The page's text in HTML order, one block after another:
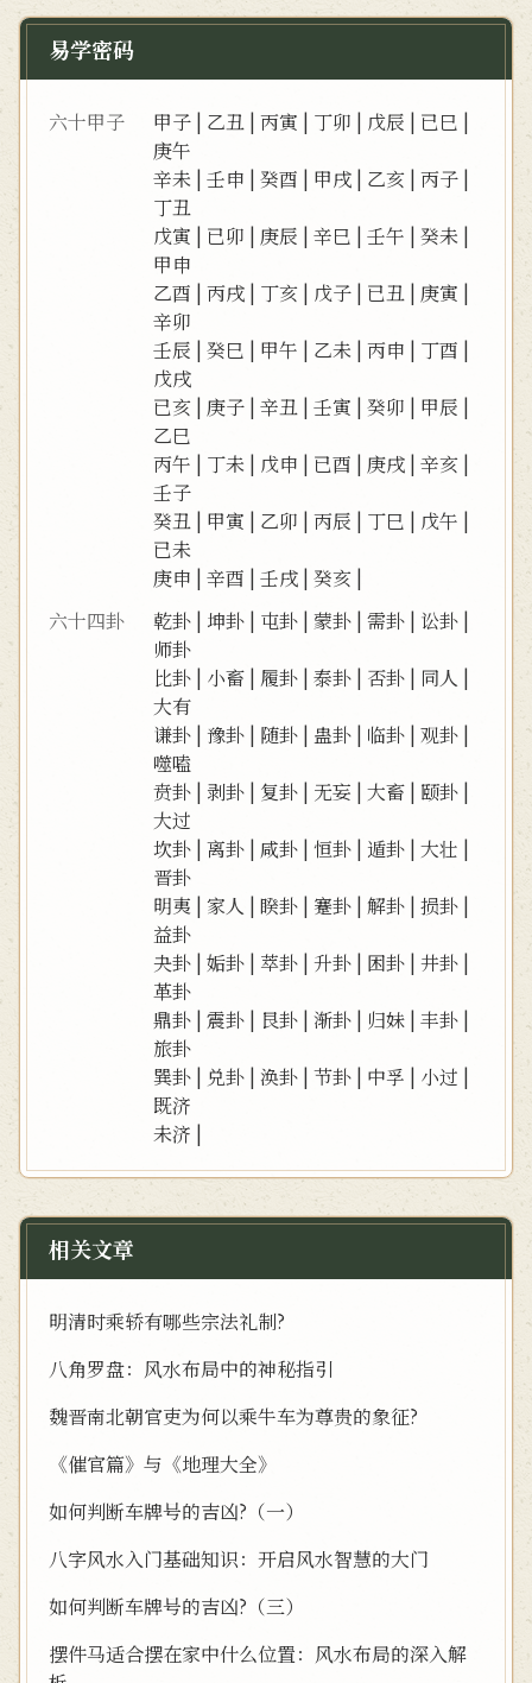
易学密码
六十甲子 甲子 | 乙丑 |丙寅 | 丁卯 | 戊辰 | 已巳 |
庚午
辛未 |壬申 |癸酉 | 甲戌 | 乙亥 |丙子 |
丁丑
戊寅 | 已卯 | 庚辰 |辛巳 |壬午 |癸未 |
甲申
乙酉 |丙戌 | 丁亥 | 戊子 | 已丑 | 庚寅 |
辛卯
壬辰 |癸巳 | 甲午 | 乙未 |丙申 | 丁酉 |
戊戌
已亥 | 庚子 |辛丑 |壬寅 |癸卯 | 甲辰 |
乙巳
丙午 | 丁未 | 戊申 | 已酉 | 庚戌 |辛亥 |
壬子
癸丑 | 甲寅 | 乙卯 |丙辰 | 丁巳 | 戊午 |
已未
庚申 |辛酉 |壬戌 |癸亥 |
六十四卦
乾卦 | 坤卦 | 屯卦 |蒙卦 |需卦 | 讼卦 |
师卦
比卦 | 小畜 | 履卦 |泰卦 | 否卦 | 同人 |
大有
谦卦 |豫卦 | 随卦 | 蛊卦 | 临卦 |观卦 |
噬嗑
贲卦 | 剥卦 | 复卦 | 无妄 |大畜 | 颐卦 |
大过
坎卦 |离卦 | 咸卦 |恒卦 |遁卦 |大壮 |
晋卦
明夷 |家人 |睽卦 | 蹇卦 |解卦 |损卦 |
益卦
夬卦 |姤卦 | 萃卦 |升卦 | 困卦 |井卦 |
革卦
鼎卦 |震卦 | 艮卦 |渐卦 | 归妹 |丰卦 |
旅卦
巽卦 | 兑卦 |涣卦 |节卦 | 中孚 | 小过 |
既济
未济 |
相关文章
明清时乘轿有哪些宗法礼制?
八角罗盘：风水布局中的神秘指引
魏晋南北朝官吏为何以乘牛车为尊贵的象征?
《催官篇》与《地理大全》
如何判断车牌号的吉凶?（一）
八字风水入门基础知识：开启风水智慧的大门
如何判断车牌号的吉凶?（三）
摆件马适合摆在家中什么位置：风水布局的深入解